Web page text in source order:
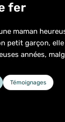
fer
maman
petit garçon,
années,
Catégorie :
Témoignages